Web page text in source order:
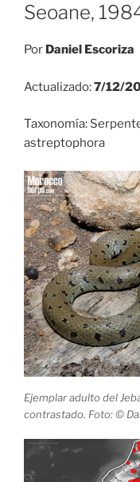
Seoane,
Por Daniel Escoriza
Actualizado:7/12/
Taxonomía:
astreptophora
Ejemplar adulto del
contrastado. Foto: ©